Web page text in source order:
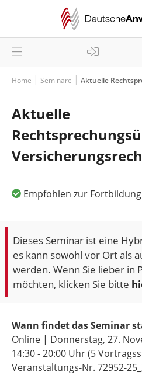
Home Seminare Aktuelle
Aktuelle
Empfohlen zur Fortbildung
Dieses Seminar ist eine
es kann sowohl vor Ort als
werden. Wenn Sie lieber in
möchten, klicken Sie bitte
Wann findet das Seminar
Online | Donnerstag, 27.
14:30 - 20:00 Uhr(5
Veranstaltungs-Nr. 72952-